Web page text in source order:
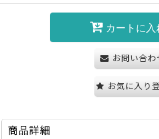
カートに入
お問い合わ
お気に入り
商品詳細